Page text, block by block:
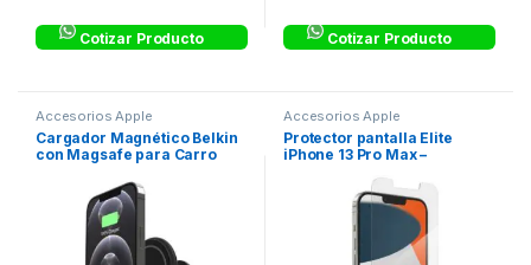
Cotizar Producto Cotizar Producto
Accesorios Apple
Cargador Magnético Belkin
con Magsafe para Carro
Accesorios Apple
Protector pantalla Elite
iPhone 13 Pro Max –